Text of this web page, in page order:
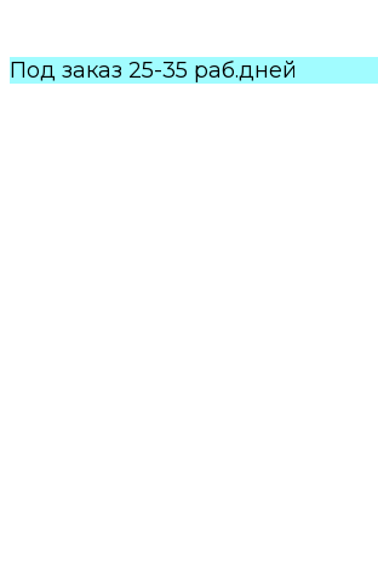
Под заказ 25-35 раб.дней